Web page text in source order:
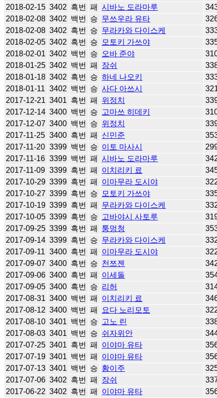
2018-02-15 3402 흑번 패 시바노 도라마루
2018-02-08 3402 백번 승 무쓰우라 유타
2018-02-08 3402 흑번 승 무라카와 다이스케
2018-02-05 3402 흑번 승 모토키 가쓰야
2018-02-01 3402 백번 승 오바 준야
2018-01-25 3402 백번 패 장쉬
2018-01-18 3402 흑번 승 하네 나오키
2018-01-11 3402 백번 승 사다 아쓰시
2017-12-21 3401 흑번 패 위정치
2017-12-14 3400 백번 승 고마쓰 히데키
2017-12-07 3400 백번 승 위정치
2017-11-25 3400 흑번 패 신민준
2017-11-20 3399 백번 승 이토 마사시
2017-11-16 3399 백번 패 시바노 도라마루
2017-11-09 3399 흑번 패 이치리키 료
2017-10-29 3399 흑번 패 이마무라 도시야
2017-10-27 3399 흑번 승 모토키 가쓰야
2017-10-19 3399 흑번 패 무라카와 다이스케
2017-10-05 3399 흑번 승 고바야시 사토루
2017-09-25 3399 흑번 패 퉁멍청
2017-09-14 3399 흑번 승 무라카와 다이스케
2017-09-11 3400 흑번 패 이마무라 도시야
2017-09-07 3400 흑번 승 천쯔젠
2017-09-06 3400 흑번 패 이세돌
2017-09-05 3400 흑번 승 리허
2017-08-31 3400 백번 패 이치리키 료
2017-08-12 3400 백번 패 요다 노리모토
2017-08-10 3401 백번 승 고노 린
2017-08-03 3401 백번 승 쉬자위안
2017-07-25 3401 흑번 패 이야마 유타
2017-07-19 3401 백번 패 이야마 유타
2017-07-13 3401 백번 승 황이주
2017-07-06 3402 흑번 패 장쉬
2017-06-22 3402 흑번 패 이야마 유타